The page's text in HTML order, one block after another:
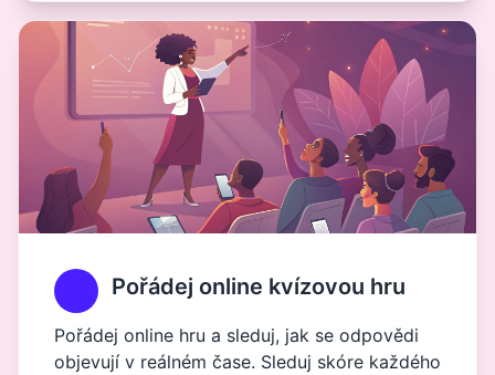
Pořádej online kvízovou hru
Pořádej online hru a sleduj, jak se odpovědi
objevují v reálném čase. Sleduj skóre každého